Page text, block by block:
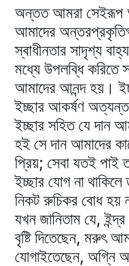
অন্তত আমরা সেইরূপ
আমাদের
স্বাধীনতার সাদৃশ্য
মধ্যে উপলব্ধি করিতে
আমাদের আনন্দ হয়।
ইচ্ছার আকর্ষণ
ইচ্ছার সহিত যে দান
হই সে দান আমাদের
প্রিয়; সেবা যতই পাই
ইচ্ছার যোগ না থাকিলে
নিকট রুচিকর বোধ হয়
যখন জানিতাম যে,
বৃষ্টি দিতেছেন, মরুৎ
যোগাইতেছেন, অগ্নি